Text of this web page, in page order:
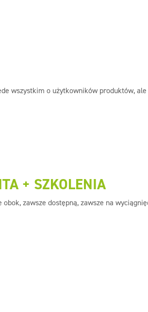
wszystkim o użytkowników produktów,
+ SZKOLENIA
zawsze dostępną, zawsze na